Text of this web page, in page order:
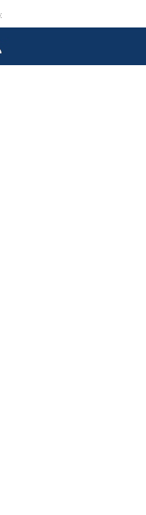
Electric